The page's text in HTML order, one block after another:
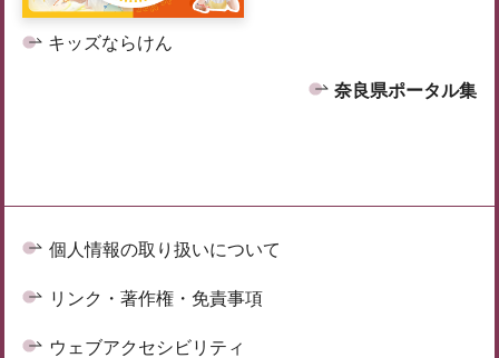
キッズならけん
奈良県ポータル集
個人情報の取り扱いについて
リンク・著作権・免責事項
ウェブアクセシビリティ